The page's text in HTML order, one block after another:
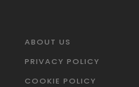
ABOUT US
PRIVACY POLICY
COOKIE POLICY